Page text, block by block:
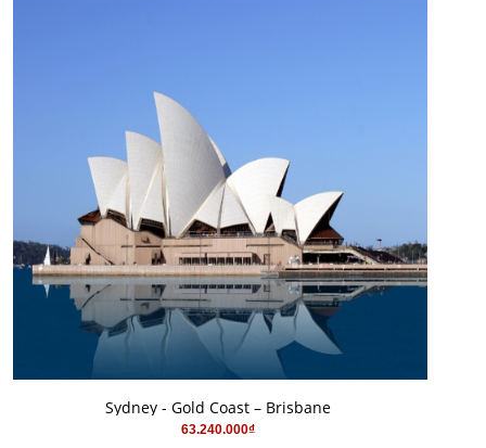
MUA HÀNG
Sydney - Gold Coast – Brisbane
63.240.000₫